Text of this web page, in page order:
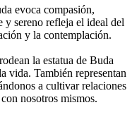
evoca compasión,
y sereno refleja el ideal del
y la contemplación.
la estatua de Buda
vida. También representan
a cultivar relaciones
nosotros mismos.